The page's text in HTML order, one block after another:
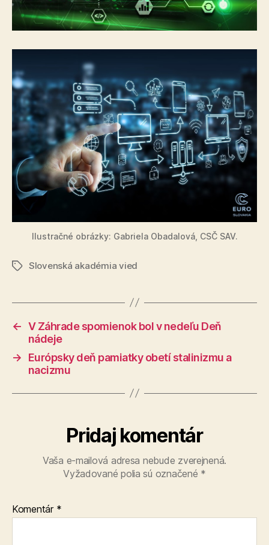
Ilustračné obrázky: Gabriela Obadalová, CSČ SAV.
ZnačkySlovenská akadémia vied
← V Záhrade spomienok bol v nedeľu Deň
nádeje
→
Európsky deň pamiatky obetí stalinizmu a
nacizmu
Pridaj komentár
Vaša e-mailová adresa nebude zverejnená.
Vyžadované polia sú označené *
Komentár *